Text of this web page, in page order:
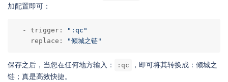
加配置即可：
  - trigger:
":qc"
    replace:
"倾城之链"
保存之后，当您在任何地方输入： :qc
，即可将其转换成：倾城之
链；真是高效快捷。